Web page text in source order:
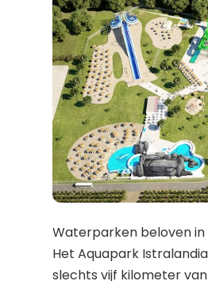
Waterparken beloven
Het Aquapark
slechts vijf kilometer